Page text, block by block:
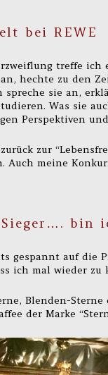
bei REWE
treffe ich
hechte zu den
spreche sie an,
studieren. Was sie
Perspektiven
zur
Auch meine
bin
gespannt auf die
ich mal wieder zu
Blenden-
der Marke